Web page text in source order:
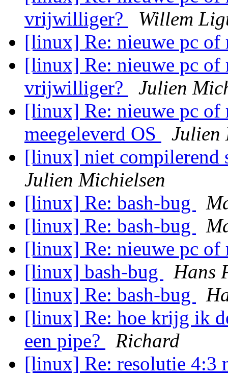
vrijwilliger?
Willem
[linux] Re: nieuwe pc of
[linux] Re: nieuwe pc of
vrijwilliger?
Julien
[linux] Re: nieuwe pc of
meegeleverd OS
Julien
[linux] niet compilerend
Julien Michielsen
[linux] Re: bash-bug
[linux] Re: bash-bug
[linux] Re: nieuwe pc of
[linux] bash-bug
Hans
[linux] Re: bash-bug
[linux] Re: hoe krijg ik
een pipe?
Richard
[linux] Re: resolutie 4:3